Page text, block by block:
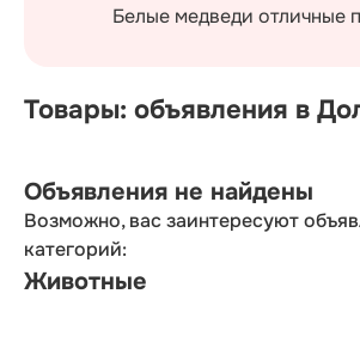
Белые медведи отличные
Товары: объявления в
Объявления не найдены
Возможно, вас заинтересуют
категорий:
Животные